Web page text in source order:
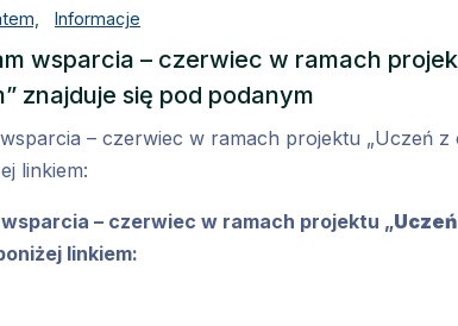
Informacje
wsparcia – czerwiec w ramach
znajduje się pod podanym
– czerwiec w ramach projektu „Uczeń z
linkiem:
– czerwiec w ramach projektu „
linkiem: